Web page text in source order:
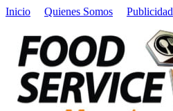
Inicio Quienes Somos Publicidad